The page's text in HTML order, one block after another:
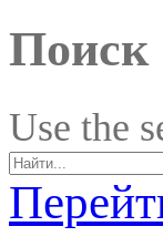
Поиск
Use the